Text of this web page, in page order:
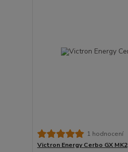
1 hodnocení
Victron Energy Cerbo GX MK2